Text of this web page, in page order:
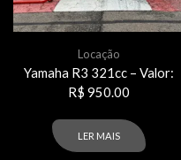
Locação
Yamaha R3 321cc – Valor:
R$ 950.00
LER MAIS